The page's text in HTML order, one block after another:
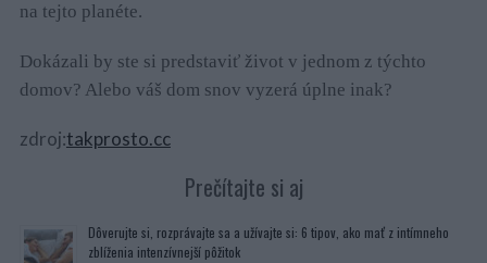
na tejto planéte.
Dokázali by ste si predstaviť život v jednom z týchto
domov? Alebo váš dom snov vyzerá úplne inak?
zdroj:takprosto.cc
Prečítajte si aj
Dôverujte si, rozprávajte sa a užívajte si: 6 tipov, ako mať z intímneho
zblíženia intenzívnejší pôžitok